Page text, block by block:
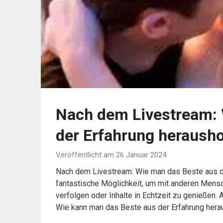
Nach dem Livestream:
der Erfahrung
Veröffentlicht am 26 Januar 2024
Nach dem Livestream: Wie man das Beste
fantastische Möglichkeit, um mit anderen
verfolgen oder Inhalte in Echtzeit zu genießen.
Wie kann man das Beste aus der Erfahrung